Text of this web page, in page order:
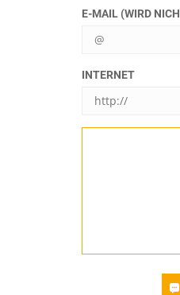
E-MAIL (WIRD
INTERNET